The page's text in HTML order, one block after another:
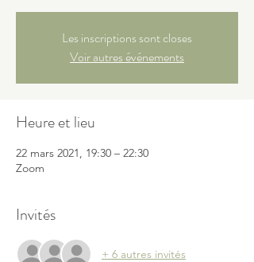
Les inscriptions sont closes
Voir autres événements
Heure et lieu
22 mars 2021, 19:30 – 22:30
Zoom
Invités
+ 6 autres invités